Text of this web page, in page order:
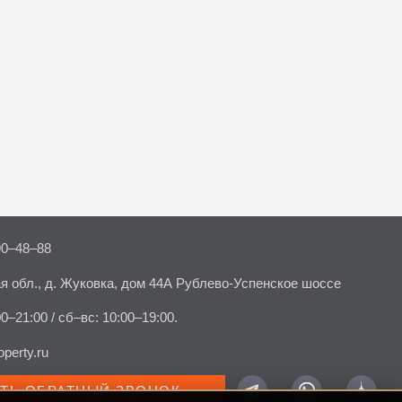
обл., д. Жуковка, дом 44А Рублево-Успенское шоссе
/ сб–вс: 10:00–19:00.
ОБРАТНЫЙ ЗВОНОК